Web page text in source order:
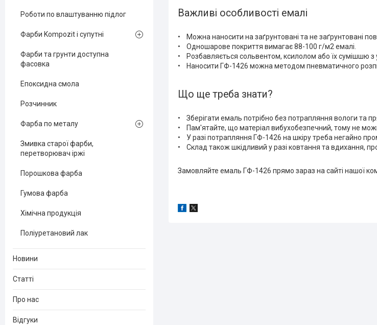
Важливі особливості емалі
• Можна наносити на заґрунтовані та не заґрунтовані
• Одношарове покриття вимагає 88-100 г/м2 емалі.
• Розбавляється сольвентом, ксилолом або їх сумішшю з
• Наносити ГФ-1426 можна методом пневматичного
Що ще треба знати?
• Зберігати емаль потрібно без потрапляння вологи та
• Пам'ятайте, що матеріал вибухобезпечний, тому не
• У разі потрапляння ГФ-1426 на шкіру треба негайно
• Склад також шкідливий у разі ковтання та вдихання,
Замовляйте емаль ГФ-1426 прямо зараз на сайті нашої
Роботи по влаштуванню підлог
Фарби Kompozit і супутні
Фарби та грунти доступна
фасовка
Епоксидна смола
Розчинник
Фарба по металу
Змивка старої фарби,
перетворювач іржі
Порошкова фарба
Гумова фарба
Хімічна продукція
Поліуретановий лак
Новини
Статті
Про нас
Відгуки